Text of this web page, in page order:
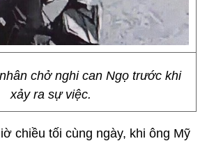
chở nghi can Ngọ trước khi
xảy ra sự việc.
chiều tối cùng ngày, khi ông Mỹ